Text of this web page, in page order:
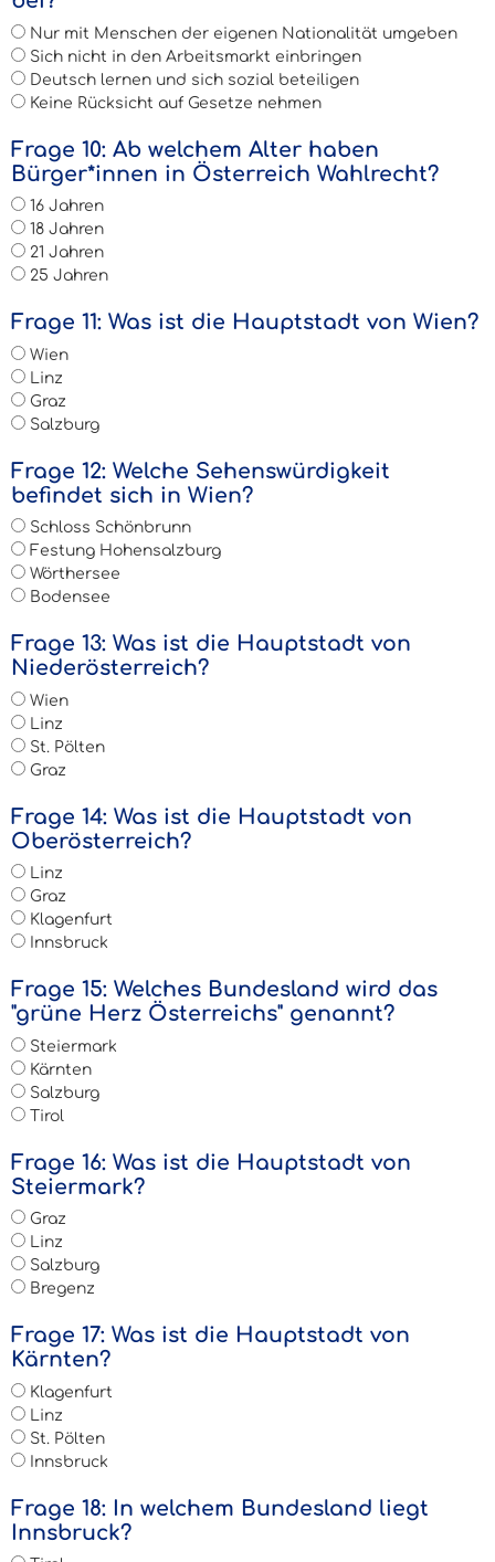
Nur mit Menschen der eigenen Nationalität umgeben
Sich nicht in den Arbeitsmarkt einbringen
Deutsch lernen und sich sozial beteiligen
Keine Rücksicht auf Gesetze nehmen
Frage 10: Ab welchem Alter haben
Bürger*innen in Österreich Wahlrecht?
16 Jahren
18 Jahren
21 Jahren
25 Jahren
Frage 11: Was ist die Hauptstadt von Wien?
Wien
Linz
Graz
Salzburg
Frage 12: Welche Sehenswürdigkeit
befindet sich in Wien?
Schloss Schönbrunn
Festung Hohensalzburg
Wörthersee
Bodensee
Frage 13: Was ist die Hauptstadt von
Niederösterreich?
Wien
Linz
St. Pölten
Graz
Frage 14: Was ist die Hauptstadt von
Oberösterreich?
Linz
Graz
Klagenfurt
Innsbruck
Frage 15: Welches Bundesland wird das
"grüne Herz Österreichs" genannt?
Steiermark
Kärnten
Salzburg
Tirol
Frage 16: Was ist die Hauptstadt von
Steiermark?
Graz
Linz
Salzburg
Bregenz
Frage 17: Was ist die Hauptstadt von
Kärnten?
Klagenfurt
Linz
St. Pölten
Innsbruck
Frage 18: In welchem Bundesland liegt
Innsbruck?